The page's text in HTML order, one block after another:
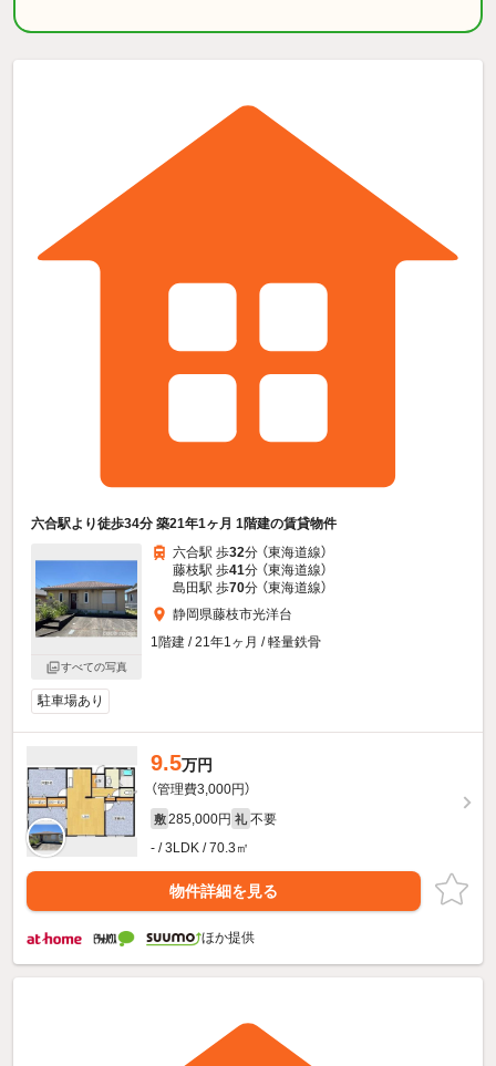
六合駅より徒歩34分 築21年1ヶ月 1階建の賃貸物件
すべての写真
六合駅 歩32分 （東海道線）
藤枝駅 歩41分 （東海道線）
島田駅 歩70分 （東海道線）
静岡県藤枝市光洋台
1階建 / 21年1ヶ月 / 軽量鉄骨
駐車場あり
9.5万円
（管理費3,000円）
敷 285,000円 礼 不要
- / 3LDK / 70.3㎡
物件詳細を見る
ほか提供